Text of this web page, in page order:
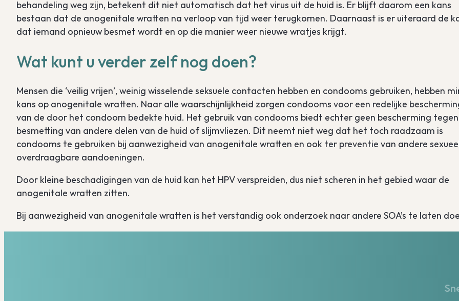
behandeling weg zijn, betekent dit niet automatisch dat het virus uit de huid is. Er blijft daarom een kans
bestaan dat de anogenitale wratten na verloop van tijd weer terugkomen. Daarnaast is er uiteraard de
dat iemand opnieuw besmet wordt en op die manier weer nieuwe wratjes krijgt.
Wat kunt u verder zelf nog doen?
Mensen die ‘veilig vrijen’, weinig wisselende seksuele contacten hebben en condooms gebruiken, hebben
kans op anogenitale wratten. Naar alle waarschijnlijkheid zorgen condooms voor een redelijke
van de door het condoom bedekte huid. Het gebruik van condooms biedt echter geen bescherming tegen
besmetting van andere delen van de huid of slijmvliezen. Dit neemt niet weg dat het toch raadzaam is
condooms te gebruiken bij aanwezigheid van anogenitale wratten en ook ter preventie van andere
overdraagbare aandoeningen.
Door kleine beschadigingen van de huid kan het HPV verspreiden, dus niet scheren in het gebied waar de
anogenitale wratten zitten.
Bij aanwezigheid van anogenitale wratten is het verstandig ook onderzoek naar andere SOA’s te laten